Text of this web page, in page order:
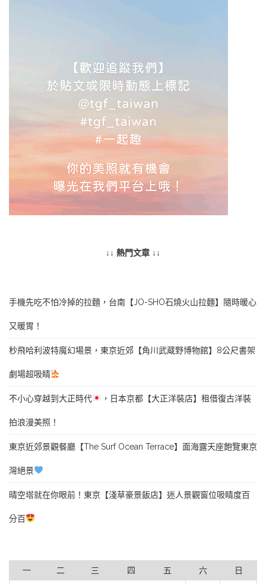
↓↓ 熱門文章 ↓↓
手機先吃不怕冷掉的拉麵，台南【JO-SHO石燒火山拉麵】隨時暖心
又暖胃！
秒飛哈利波特魔幻場景，東京近郊【角川武蔵野博物館】8公尺書架
劇場超吸睛
不小心穿越到大正時代 ，日本京都【大正洋裝店】租借復古洋裝
拍浪漫美照！
東京近郊景觀餐廳【The Surf Ocean Terrace】面海露天座飽覽東京
灣絕景
晴空塔就在你眼前！東京【淺草豪景飯店】迷人景觀窗位吸睛度百
分百
一 二 三 四 五 六 日